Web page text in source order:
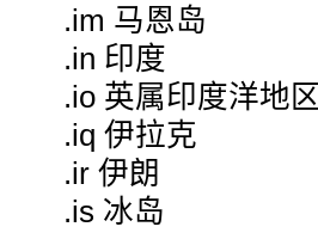
.im 马恩岛
.in 印度
.io 英属印度洋地区
.iq 伊拉克
.ir 伊朗
.is 冰岛